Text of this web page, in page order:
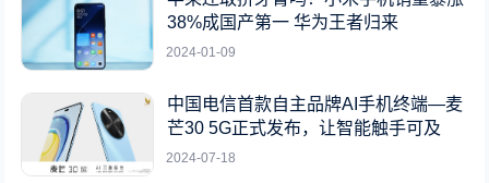
38%成国产第一 华为王者归来
2024-01-09
中国电信首款自主品牌AI手机终端—麦
芒30 5G正式发布，让智能触手可及
2024-07-18